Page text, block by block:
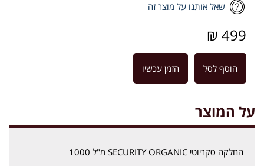
שאל אותנו על מוצר זה
499 ₪
הוסף לסל הזמן עכשיו
על המוצר
החלקה סקריוטי SECURITY ORGANIC מ"ל 1000